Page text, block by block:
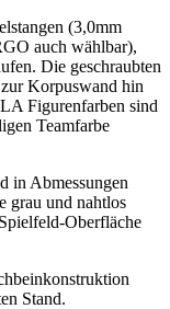
(3,0mm
auch wählbar),
Die geschraubten
Korpuswand hin
Figurenfarben sind
Teamfarbe
in Abmessungen
grau und nahtlos
Oberfläche
Stand.